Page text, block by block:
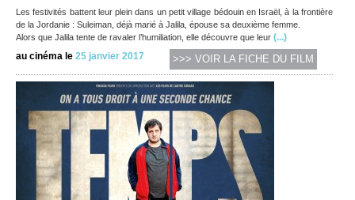
Les festivités battent leur plein dans un petit village bédouin en Israël, à la frontière
de la Jordanie : Suleiman, déjà marié à Jalila, épouse sa deuxième femme.
Alors que Jalila tente de ravaler l’humiliation, elle découvre que leur (...)
au cinéma le 25 janvier 2017 >>> VOIR LA FICHE DU FILM